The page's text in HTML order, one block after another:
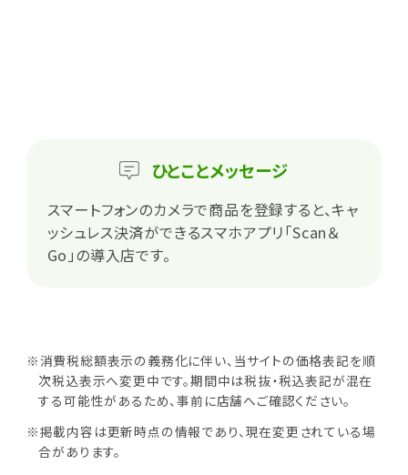
ひとことメッセージ
スマートフォンのカメラで商品を登録すると、キャ
ッシュレス決済ができるスマホアプリ「Scan＆
Go」の導入店です。
※消費税総額表示の義務化に伴い、当サイトの価格表記を順
次税込表示へ変更中です。期間中は税抜・税込表記が混在
する可能性があるため、事前に店舗へご確認ください。
※掲載内容は更新時点の情報であり、現在変更されている場
合があります。